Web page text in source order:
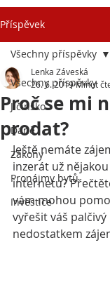
Příspěvek
Všechny příspěvky
Jičínsko
Daně
Zákony
Pronájmy bytů
Investice
Všechny příspěvky
Proč se mi
prodat?
Lenka Záveská
26. 6. 2019 Minut
Ještě nemáte
inzerát už
internetu?
vám mohou
vyřešit váš
nedostatkem